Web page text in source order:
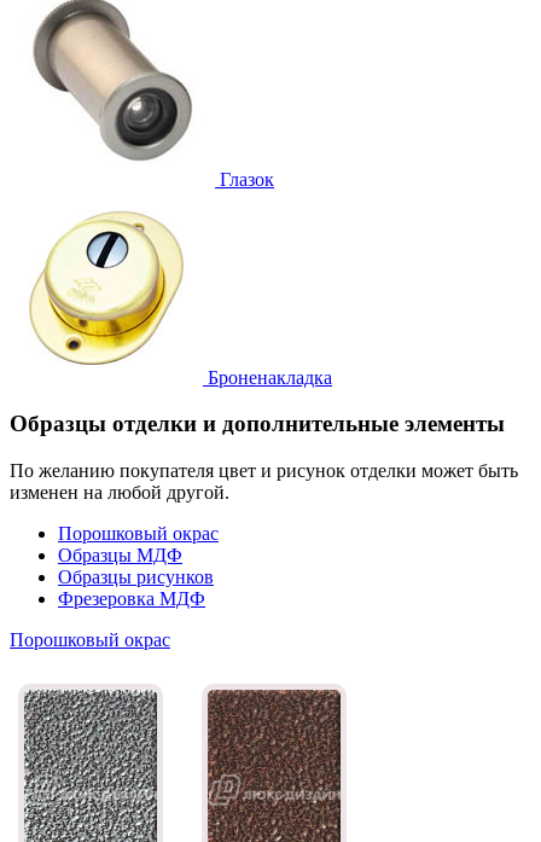
Глазок
Броненакладка
Образцы отделки и дополнительные элементы
По желанию покупателя цвет и рисунок отделки может быть
изменен на любой другой.
Порошковый окрас
Образцы МДФ
Образцы рисунков
Фрезеровка МДФ
Порошковый окрас